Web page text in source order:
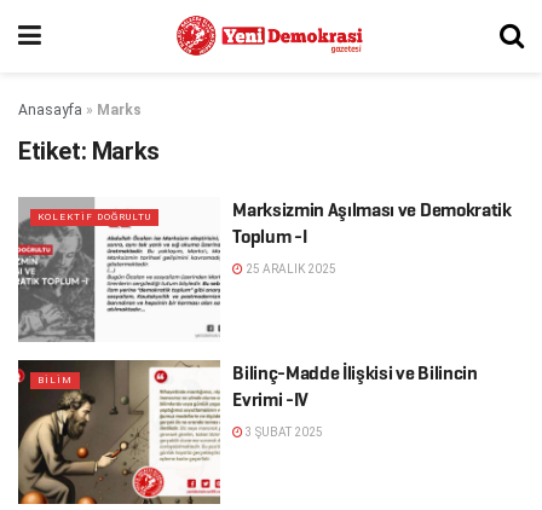
Anasayfa » Marks
Etiket: Marks
KOLEKTİF DOĞRULTU
Marksizmin Aşılması ve Demokratik
Toplum -I
25 ARALIK 2025
BİLİM
Bilinç-Madde İlişkisi ve Bilincin
Evrimi -IV
3 ŞUBAT 2025